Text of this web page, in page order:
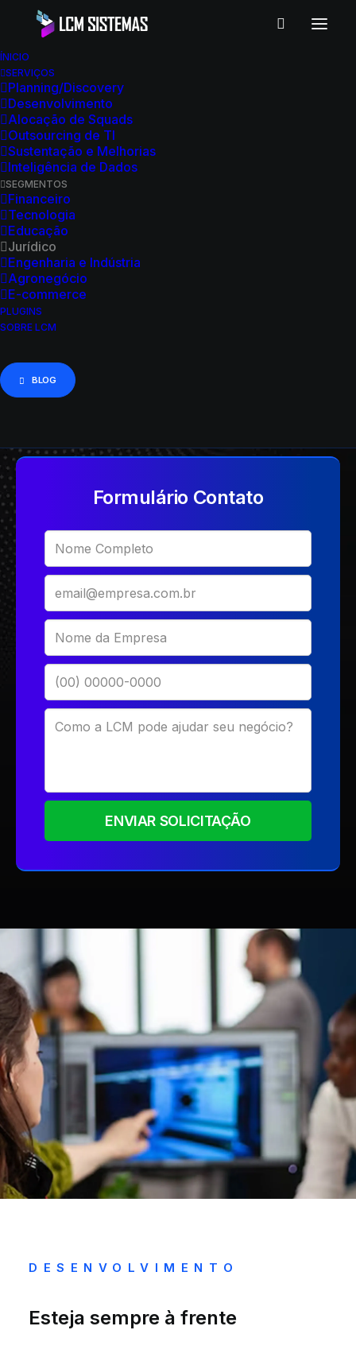
ÍNICIO
SERVIÇOS
Planning/Discovery
Desenvolvimento
Alocação de Squads
Outsourcing de TI
Sustentação e Melhorias
Inteligência de Dados
SEGMENTOS
Financeiro
Tecnologia
Educação
Jurídico
Engenharia e Indústria
Agronegócio
E-commerce
PLUGINS
SOBRE LCM
BLOG
Jurídico
Temos uma vasta experiência em
desenvolver soluções personalizadas
de software para empresas do
segmento jurídico, com diversos
escritórios e empresas atendidas ao
longo dos anos. Se você procura
soluções tecnológicas sob medida
para sua empresa jurídica, podemos
ajudar.
Formulário Contato
ENVIAR SOLICITAÇÃO
DESENVOLVIMENTO
Esteja sempre à frente